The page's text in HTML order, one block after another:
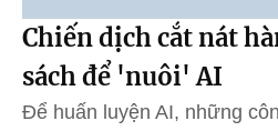
Chiến dịch cắt nát
sách để 'nuôi' AI
Để huấn luyện AI, những